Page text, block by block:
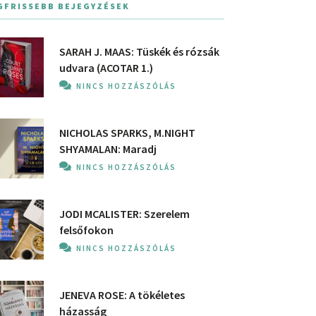
BEJEGYZÉSEK
SARAH J. MAAS: Tüskék és rózsák
udvara (ACOTAR 1.)
NINCS HOZZÁSZÓLÁS
NICHOLAS SPARKS, M.NIGHT
SHYAMALAN: Maradj
NINCS HOZZÁSZÓLÁS
JODI MCALISTER: Szerelem
felsőfokon
NINCS HOZZÁSZÓLÁS
JENEVA ROSE: A ​tökéletes
házasság